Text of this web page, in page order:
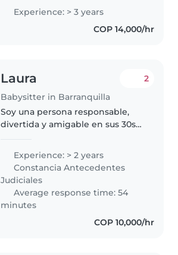
acompañamiento de niños y
niñas. Me caracterizo por ser una
persona paciente, responsable,..
Experience: > 3 years
COP 14,000/hr
Laura
Babysitter in Barranquilla
2
Soy una persona responsable,
divertida y amigable en sus 30s
cuidando niños de diferentes
edades. Me encanta leer
cuentos, hacer música y jugar
con los niños...
Experience: > 2 years
Constancia Antecedentes
Judiciales
Average response time: 54
minutes
COP 10,000/hr